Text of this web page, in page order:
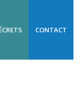
CONTACT